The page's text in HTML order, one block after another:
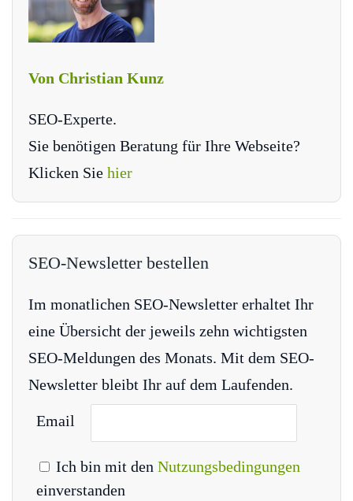
Von Christian Kunz
SEO-Experte.
Sie benötigen Beratung für Ihre Webseite?
Klicken Sie hier
SEO-Newsletter bestellen
Im monatlichen SEO-Newsletter erhaltet Ihr
eine Übersicht der jeweils zehn wichtigsten
SEO-Meldungen des Monats. Mit dem SEO-
Newsletter bleibt Ihr auf dem Laufenden.
Email
Ich bin mit den Nutzungsbedingungen
einverstanden